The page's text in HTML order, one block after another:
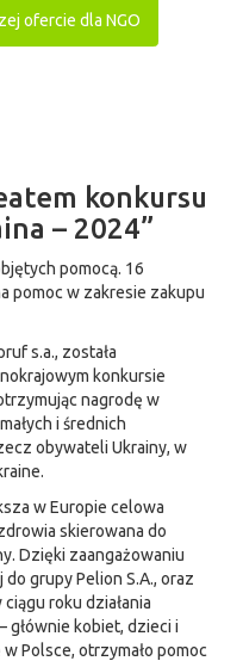
ofercie dla NGO
konkursu
– 2024”
pomocą. 16
pomoc w zakresie zakupu
s.a., została
konkursie
nagrodę w
i średnich
obywateli Ukrainy, w
w Europie celowa
skierowana do
Dzięki zaangażowaniu
do grupy Pelion S.A., oraz
roku działania
głównie kobiet, dzieci i
Polsce, otrzymało pomoc